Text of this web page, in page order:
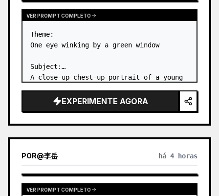
VER PROMPT COMPLETO
Theme:
One eye winking by a green window
Subject:
A close-up chest-up portrait of a young
leaning her cheek on one hand and
smiling with one eye closed at a wooden
EXPERIMENTE AGORA
POR@李岳 há 4 horas
VER PROMPT COMPLETO